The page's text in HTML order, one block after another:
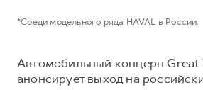
*Среди модельного ряда HAVAL в России.
Автомобильный концерн
анонсирует выход на